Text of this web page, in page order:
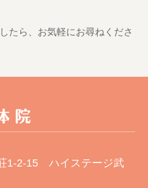
たら、お気軽にお尋ねくださ
1-2-15 ハイステージ武